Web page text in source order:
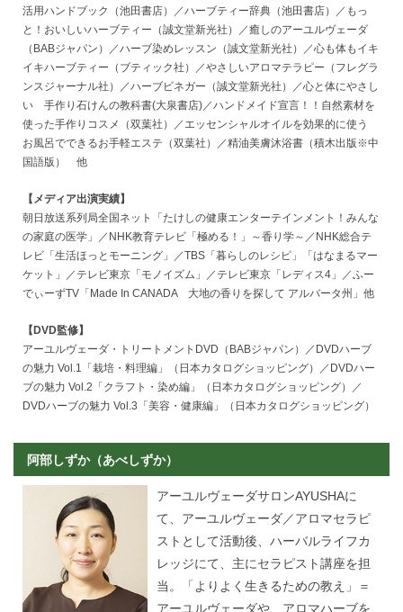
活用ハンドブック（池田書店）／ハーブティー辞典（池田書店）／もっ
と！おいしいハーブティー（誠文堂新光社）／癒しのアーユルヴェーダ
（BABジャパン）／ハーブ染めレッスン（誠文堂新光社）／心も体もイキ
イキハーブティー（ブティック社）／やさしいアロマテラピー（フレグラ
ンスジャーナル社）／ハーブビネガー（誠文堂新光社）／心と体にやさし
い 手作り石けんの教科書(大泉書店)／ハンドメイド宣言！！自然素材を
使った手作りコスメ（双葉社）／エッセンシャルオイルを効果的に使う
お風呂でできるお手軽エステ（双葉社）／精油美膚沐浴書（積木出版※中
国語版） 他
【メディア出演実績】
朝日放送系列局全国ネット「たけしの健康エンターテインメント！みんな
の家庭の医学」／NHK教育テレビ「極める！」～香り学～／NHK総合テ
レビ「生活ほっとモーニング」／TBS「暮らしのレシピ」「はなまるマー
ケット」／テレビ東京「モノイズム」／テレビ東京「レディス4」／ふー
でぃーずTV「Made In CANADA 大地の香りを探して アルバータ州」他
【DVD監修】
アーユルヴェーダ・トリートメントDVD（BABジャパン）／DVDハーブ
の魅力 Vol.1「栽培・料理編」（日本カタログショッピング）／DVDハー
ブの魅力 Vol.2「クラフト・染め編」（日本カタログショッピング）／
DVDハーブの魅力 Vol.3「美容・健康編」（日本カタログショッピング）
阿部しずか（あべしずか）
アーユルヴェーダサロンAYUSHAに
て、アーユルヴェーダ／アロマセラピ
ストとして活動後、ハーバルライフカ
レッジにて、主にセラピスト講座を担
当。「よりよく生きるための教え」＝
アーユルヴェーダや、アロマハーブを